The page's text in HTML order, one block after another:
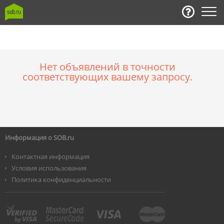
Нет объявлений в точности
соответствующих вашему запросу.
Информация о SOB.ru
Контактная информация
Условия использования
Политика конфиденциальности